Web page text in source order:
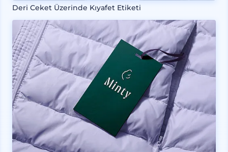
Deri Ceket Üzerinde Kıyafet Etiketi